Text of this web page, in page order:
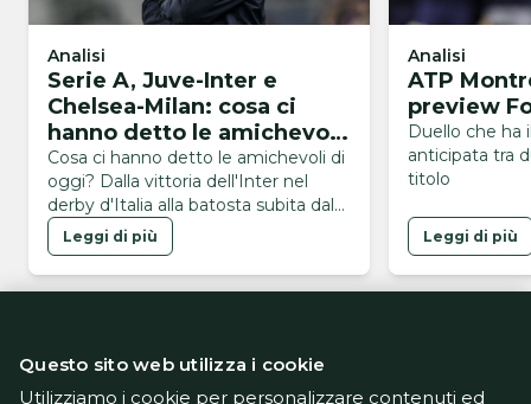
Analisi
Serie A, Juve-Inter e
Chelsea-Milan: cosa ci
hanno detto le amichevoli
di oggi?
Cosa ci hanno detto le amichevoli di
oggi? Dalla vittoria dell'Inter nel
derby d'Italia alla batosta subita dal
Milan contro il Chelsea
Leggi di più
Analisi
ATP
preview
Duello che ha
anticipata tra
titolo
Leggi di più
Questo sito web utilizza i cookie
Utilizziamo i cookie per personalizzare contenuti ed